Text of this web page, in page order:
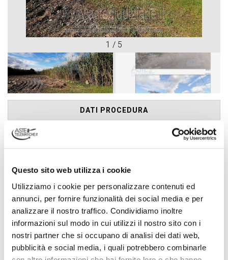
Questo sito web utilizza i cookie
Utilizziamo i cookie per personalizzare contenuti ed
annunci, per fornire funzionalità dei social media e per
analizzare il nostro traffico. Condividiamo inoltre
informazioni sul modo in cui utilizzi il nostro sito con i
nostri partner che si occupano di analisi dei dati web,
pubblicità e social media, i quali potrebbero combinarle
1 / 5
DATI PROCEDURA
Tribunale
Siracusa
Esecuzione Immobiliare
Ruolo procedura
N° 251 Anno 1994
Numero lotto
Descrizione lotto